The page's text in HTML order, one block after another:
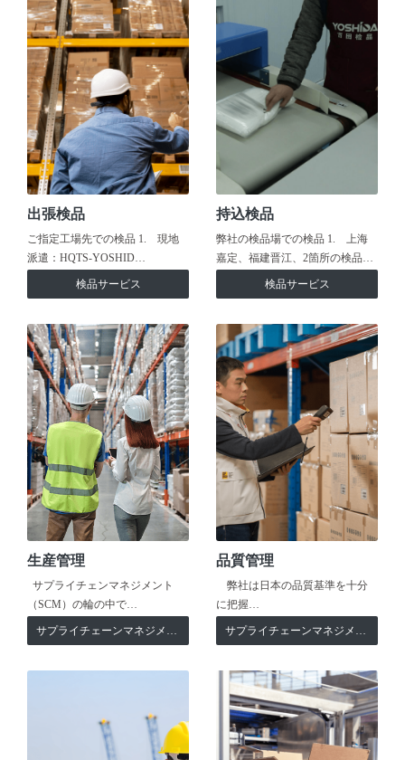
出張検品
ご指定工場先での検品 1. 現地
派遣：HQTS-YOSHID…
検品サービス
持込検品
弊社の検品場での検品 1. 上海
嘉定、福建晋江、2箇所の検品…
検品サービス
生産管理
サプライチェンマネジメント
（SCM）の輪の中で…
サプライチェーンマネジメント
品質管理
弊社は日本の品質基準を十分
に把握…
サプライチェーンマネジメント